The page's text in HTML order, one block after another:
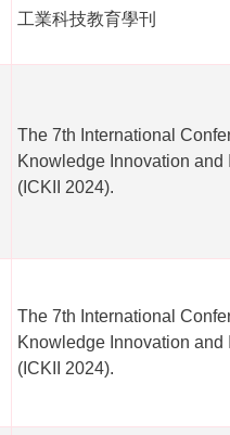
工業科技教育學刊
The 7th International
Knowledge Innovation and
(ICKII 2024).
The 7th International
Knowledge Innovation and
(ICKII 2024).